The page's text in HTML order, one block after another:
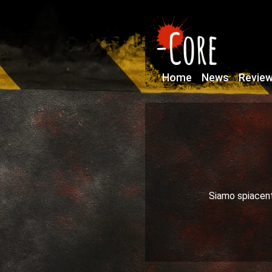
Home News
Siamo